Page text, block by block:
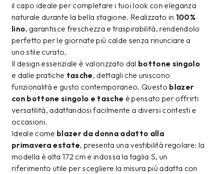
il capo ideale per completare i tuoi look con eleganza
naturale durante la bella stagione. Realizzato in 100%
lino, garantisce freschezza e traspirabilità, rendendolo
perfetto per le giornate più calde senza rinunciare a
uno stile curato.
Il design essenziale è valorizzato dal bottone singolo
e dalle pratiche tasche, dettagli che uniscono
funzionalità e gusto contemporaneo. Questo blazer
con bottone singolo e tasche è pensato per offrirti
versatilità, adattandosi facilmente a diversi contesti e
occasioni.
Ideale come blazer da donna adatto alla
primavera estate, presenta una vestibilità regolare: la
modella è alta 172 cm e indossa la taglia S, un
riferimento utile per scegliere la misura più adatta con